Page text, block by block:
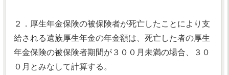
２．厚生年金保険の被保険者が死亡したことにより支
給される遺族厚生年金の年金額は、死亡した者の厚生
年金保険の被保険者期間が３００月未満の場合、３０
０月とみなして計算する。